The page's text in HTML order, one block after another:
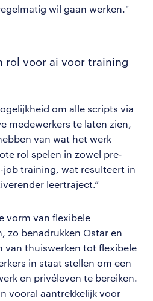
wil gaan werken."
rol voor ai voor training
om alle scripts via
medewerkers te laten zien,
van wat het werk
rol spelen in zowel pre-
training, wat resulteert in
leertraject.”
vorm van flexibele
zo benadrukken Ostar en
van thuiswerken tot flexibele
in staat stellen om een
en privéleven te bereiken.
vooral aantrekkelijk voor